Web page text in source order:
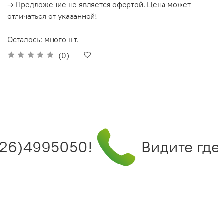
(0)
→ Предложение не является офертой. Цена может
отличаться от указанной!
Осталось: много шт.
Видите